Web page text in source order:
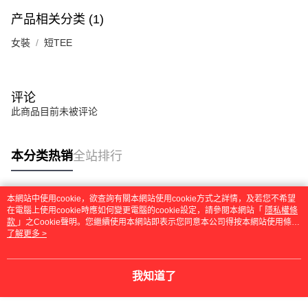
产品相关分类 (1)
女裝 短TEE
评论
此商品目前未被评论
本分类热销全站排行
热门标签
本網站中使用cookie，欲查詢有關本網站使用cookie方式之詳情，及若您不希望
在電腦上使用cookie時應如何變更電腦的cookie設定，請參閱本網站「 隱私權條
款 」之Cookie聲明。您繼續使用本網站即表示您同意本公司得按本網站使用條款
之Cookie聲明使用cookie。
了解更多 >
我知道了